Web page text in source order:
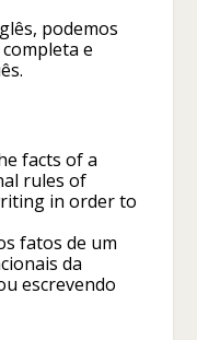
podemos
e
facts of a
rules of
in order to
fatos de um
da
escrevendo